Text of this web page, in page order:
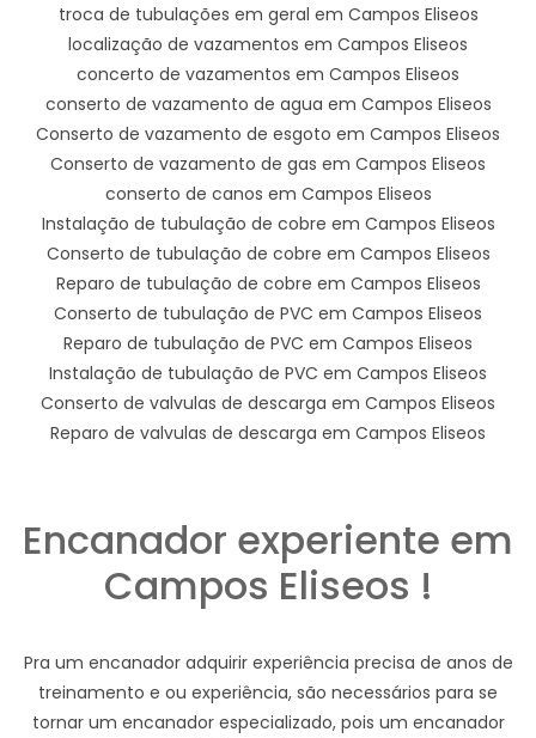
troca de tubulações em geral em Campos Eliseos
localização de vazamentos em Campos Eliseos
concerto de vazamentos em Campos Eliseos
conserto de vazamento de agua em Campos Eliseos
Conserto de vazamento de esgoto em Campos Eliseos
Conserto de vazamento de gas em Campos Eliseos
conserto de canos em Campos Eliseos
Instalação de tubulação de cobre em Campos Eliseos
Conserto de tubulação de cobre em Campos Eliseos
Reparo de tubulação de cobre em Campos Eliseos
Conserto de tubulação de PVC em Campos Eliseos
Reparo de tubulação de PVC em Campos Eliseos
Instalação de tubulação de PVC em Campos Eliseos
Conserto de valvulas de descarga em Campos Eliseos
Reparo de valvulas de descarga em Campos Eliseos
Encanador experiente em
Campos Eliseos !
Pra um encanador adquirir experiência precisa de anos de
treinamento e ou experiência, são necessários para se
tornar um encanador especializado, pois um encanador